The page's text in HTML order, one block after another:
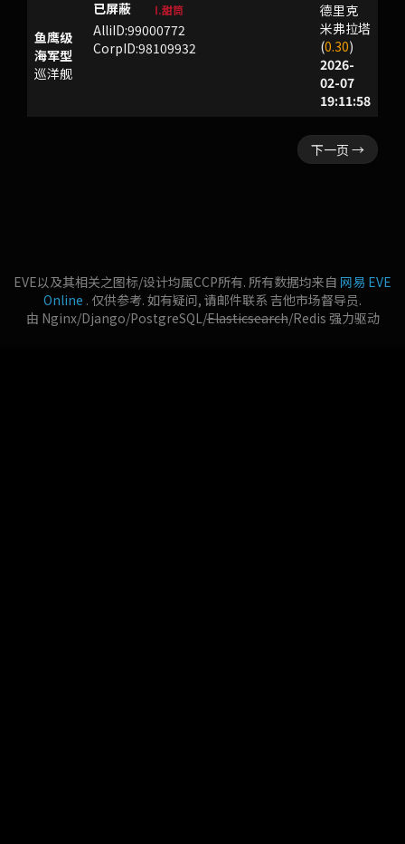
鱼鹰级
海军型
巡洋舰
qfV}# Ⅰ.甜筒
AlliID:99000772
CorpID:98109932
德里克
米弗拉塔
(0.30)
2026-
02-07
19:11:58
下一页 →
EVE以及其相关之图标/设计均属CCP所有. 所有数据均来自 网易 EVE
Online . 仅供参考. 如有疑问, 请邮件联系 吉他市场督导员.
由 Nginx/Django/PostgreSQL/Elasticsearch/Redis 强力驱动